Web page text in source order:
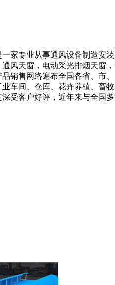
家专业从事通风设备制造安
风天窗，电动采光排烟天窗
销售网络遍布全国各省、市
车间、仓库、花卉养植、畜
受客户好评，近年来与全国